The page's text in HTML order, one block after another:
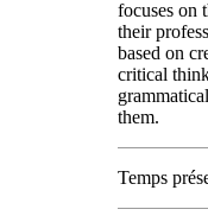
focuses on
their
based on
critical
them.
Temps